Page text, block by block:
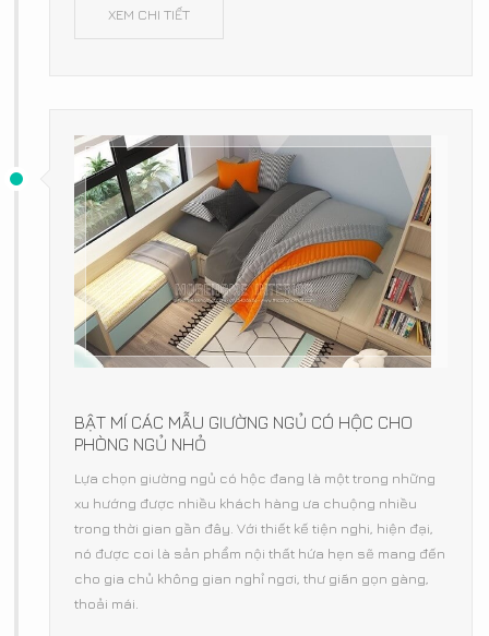
XEM CHI TIẾT
BẬT MÍ CÁC MẪU GIƯỜNG NGỦ CÓ HỘC CHO
PHÒNG NGỦ NHỎ
Lựa chọn giường ngủ có hộc đang là một trong những
xu hướng được nhiều khách hàng ưa chuộng nhiều
trong thời gian gần đây. Với thiết kế tiện nghi, hiện đại,
nó được coi là sản phẩm nội thất hứa hẹn sẽ mang đến
cho gia chủ không gian nghỉ ngơi, thư giãn gọn gàng,
thoải mái.